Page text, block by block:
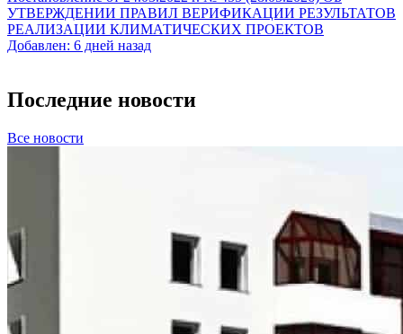
УТВЕРЖДЕНИИ ПРАВИЛ ВЕРИФИКАЦИИ РЕЗУЛЬТАТОВ
РЕАЛИЗАЦИИ КЛИМАТИЧЕСКИХ ПРОЕКТОВ
Добавлен: 6 дней назад
Последние новости
Все новости